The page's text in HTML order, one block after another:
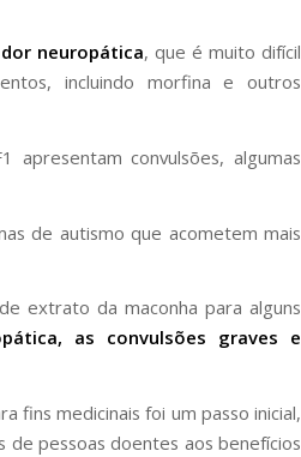
dor neuropática, que é muito difícil
incluindo morfina e outros
apresentam convulsões, algumas
de autismo que acometem mais
extrato da maconha para alguns
as convulsões graves e
fins medicinais foi um passo inicial,
pessoas doentes aos benefícios